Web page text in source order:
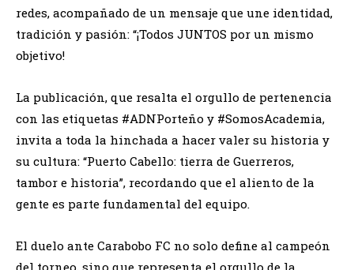
redes, acompañado de un mensaje que une identidad,
tradición y pasión: “¡Todos JUNTOS por un mismo
objetivo!
La publicación, que resalta el orgullo de pertenencia
con las etiquetas #ADNPorteño y #SomosAcademia,
invita a toda la hinchada a hacer valer su historia y
su cultura: “Puerto Cabello: tierra de Guerreros,
tambor e historia”, recordando que el aliento de la
gente es parte fundamental del equipo.
El duelo ante Carabobo FC no solo define al campeón
del torneo, sino que representa el orgullo de la